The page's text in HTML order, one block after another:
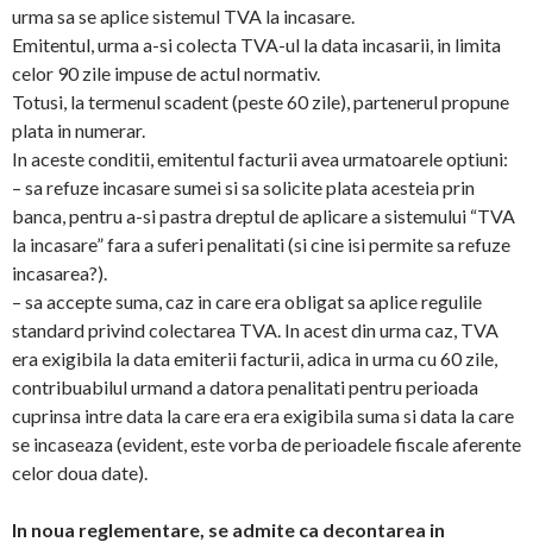
urma sa se aplice sistemul TVA la incasare.
Emitentul, urma a-si colecta TVA-ul la data incasarii, in limita
celor 90 zile impuse de actul normativ.
Totusi, la termenul scadent (peste 60 zile), partenerul propune
plata in numerar.
In aceste conditii, emitentul facturii avea urmatoarele optiuni:
– sa refuze incasare sumei si sa solicite plata acesteia prin
banca, pentru a-si pastra dreptul de aplicare a sistemului “TVA
la incasare” fara a suferi penalitati (si cine isi permite sa refuze
incasarea?).
– sa accepte suma, caz in care era obligat sa aplice regulile
standard privind colectarea TVA. In acest din urma caz, TVA
era exigibila la data emiterii facturii, adica in urma cu 60 zile,
contribuabilul urmand a datora penalitati pentru perioada
cuprinsa intre data la care era era exigibila suma si data la care
se incaseaza (evident, este vorba de perioadele fiscale aferente
celor doua date).
In noua reglementare, se admite ca decontarea in